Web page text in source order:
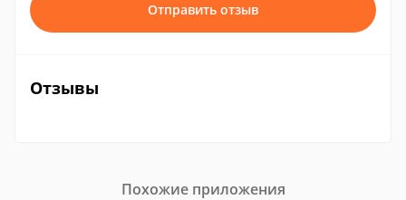
Отправить отзыв
Отзывы
Похожие приложения